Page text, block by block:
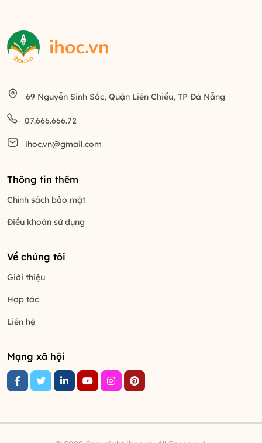
69 Nguyễn Sinh Sắc, Quận Liên Chiểu, TP Đà Nẵng
07.666.666.72
ihoc.vn@gmail.com
Thông tin thêm
Chính sách bảo mật
Điều khoản sử dụng
Về chúng tôi
Giới thiệu
Hợp tác
Liên hệ
Mạng xã hội